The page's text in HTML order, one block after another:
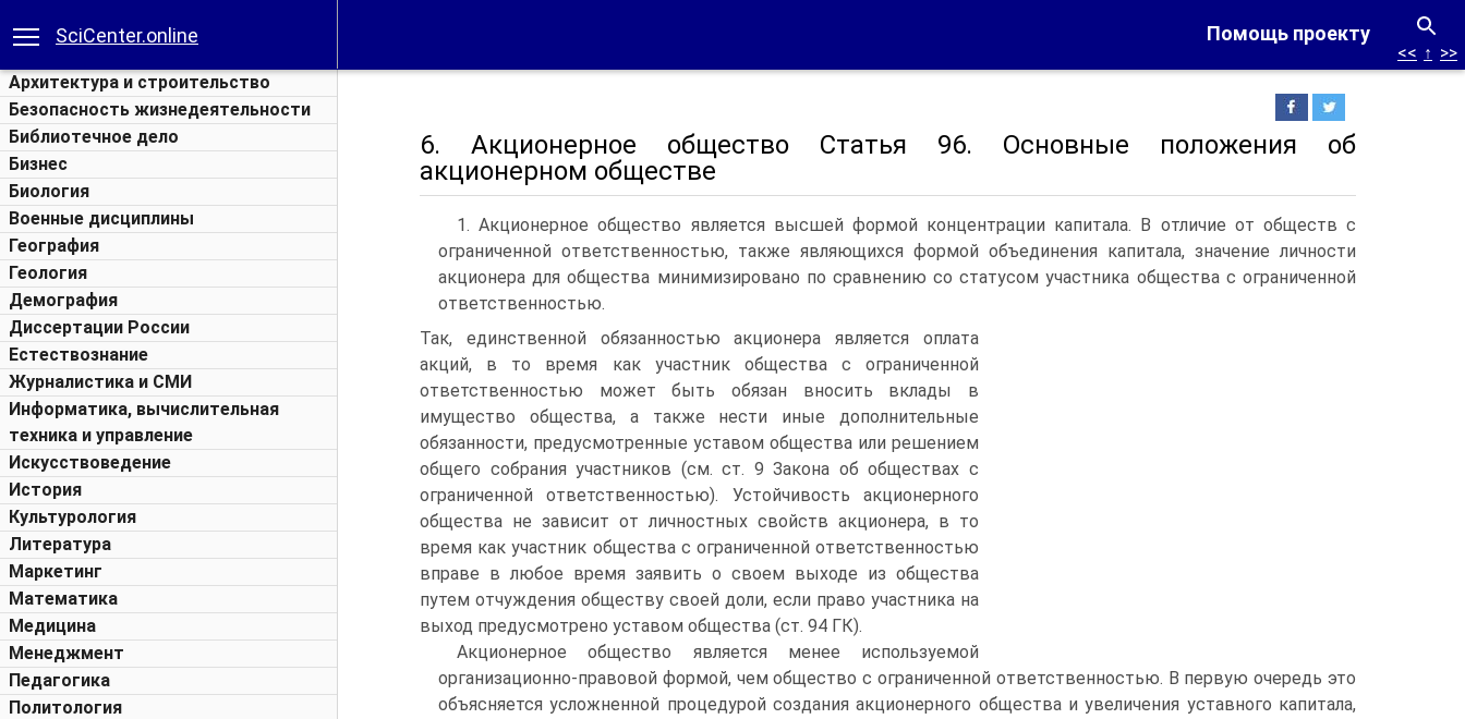
Помощь проекту
SciCenter.online
Архитектура и строительство
Безопасность жизнедеятельности
Библиотечное дело
Бизнес
Биология
Военные дисциплины
География
Геология
Демография
Диссертации России
Естествознание
Журналистика и СМИ
Информатика, вычислительная
техника и управление
Искусствоведение
История
Культурология
Литература
Маркетинг
Математика
Медицина
Менеджмент
Педагогика
Политология
<< ↑ >>
6. Акционерное общество Статья 96. Основные положения об
акционерном обществе
1. Акционерное общество является высшей формой концентрации капитала. В отличие от обществ с
ограниченной ответственностью, также являющихся формой объединения капитала, значение личности
акционера для общества минимизировано по сравнению со статусом участника общества с ограниченной
ответственностью.
Так, единственной обязанностью акционера является оплата
акций, в то время как участник общества с ограниченной
ответственностью может быть обязан вносить вклады в
имущество общества, а также нести иные дополнительные
обязанности, предусмотренные уставом общества или решением
общего собрания участников (см. ст. 9 Закона об обществах с
ограниченной ответственностью). Устойчивость акционерного
общества не зависит от личностных свойств акционера, в то
время как участник общества с ограниченной ответственностью
вправе в любое время заявить о своем выходе из общества
путем отчуждения обществу своей доли, если право участника на
выход предусмотрено уставом общества (ст. 94 ГК).
Акционерное общество является менее используемой
организационно-правовой формой, чем общество с ограниченной ответственностью. В первую очередь это
объясняется усложненной процедурой создания акционерного общества и увеличения уставного капитала,